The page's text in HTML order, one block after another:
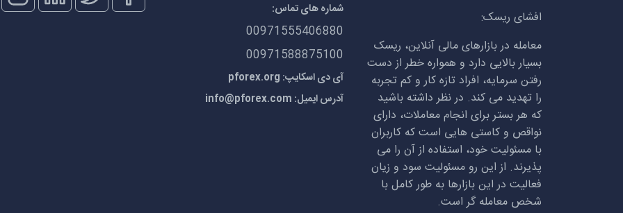
افشای ریسک:
معامله در بازارهای مالی آنلاین، ریسک
بسیار بالایی دارد و همواره خطر از دست
رفتن سرمایه، افراد تازه کار و کم تجربه
را تهدید می کند. در نظر داشته باشید
که هر بستر برای انجام معاملات، دارای
نواقص و کاستی هایی است که کاربران
با مسئولیت خود، استفاده از آن را می
پذیرند. از این رو مسئولیت سود و زیان
فعالیت در این بازارها به طور کامل با
شخص معامله گر است.
شماره های تماس:
00971555406880
00971588875100
آی دی اسکایپ: pforex.org
آدرس ایمیل: info@pforex.com